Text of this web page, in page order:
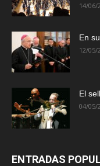
14/06/
En
12/05/
El
04/05/
ENTRADAS